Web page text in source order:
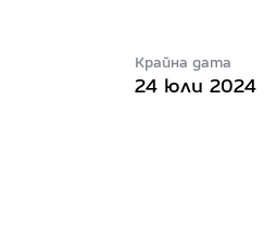
Крайна дата
24 юли 2024